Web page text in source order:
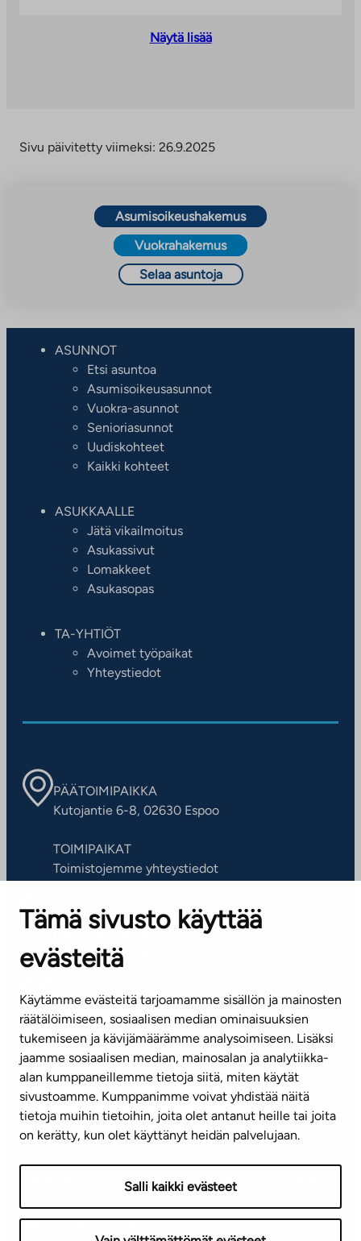
Tämä sivusto käyttää
evästeitä
Käytämme evästeitä tarjoamamme sisällön ja mainosten
räätälöimiseen, sosiaalisen median ominaisuuksien
tukemiseen ja kävijämäärämme analysoimiseen. Lisäksi
jaamme sosiaalisen median, mainosalan ja analytiikka-
alan kumppaneillemme tietoja siitä, miten käytät
sivustoamme. Kumppanimme voivat yhdistää näitä
tietoja muihin tietoihin, joita olet antanut heille tai joita
on kerätty, kun olet käyttänyt heidän palvelujaan.
Salli kaikki evästeet
Näytä lisää
Sivu päivitetty viimeksi: 26.9.2025
Asumisoikeushakemus
Vuokrahakemus
Selaa asuntoja
ASUNNOT
Etsi asuntoa
Asumisoikeusasunnot
Vuokra-asunnot
Senioriasunnot
Uudiskohteet
Kaikki kohteet
ASUKKAALLE
Jätä vikailmoitus
Asukassivut
Lomakkeet
Asukasopas
TA-YHTIÖT
Avoimet työpaikat
Yhteystiedot
PÄÄTOIMIPAIKKA
Kutojantie 6-8, 02630 Espoo
TOIMIPAIKAT
Toimistojemme yhteystiedot
ASIAKASPALVELUKESKUS
Puh. 045 7734 3777
(arkisin klo 8-16)
info@ta.fi
Tilaa uutiskirje
Mediapankki
TietosuojaselosteSaavutettavuusseloste